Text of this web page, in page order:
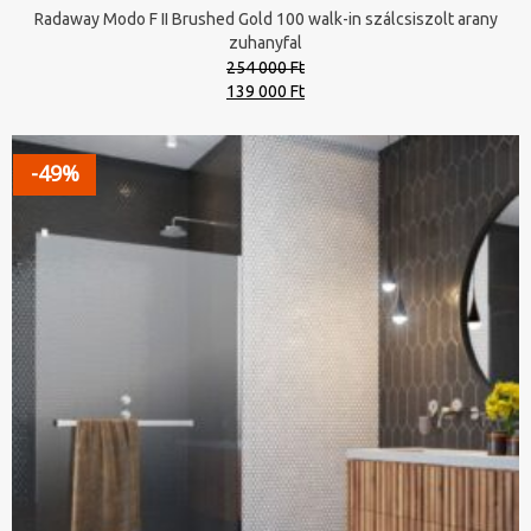
Radaway Modo F II Brushed Gold 100 walk-in szálcsiszolt arany
zuhanyfal
254 000 Ft
Original
was:
254
000 Ft.
139 000 FtCurrent
is:
139
000 Ft.
-49%